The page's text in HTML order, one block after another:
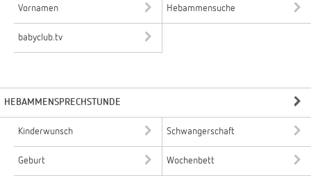
Vornamen Hebammensuche
babyclub.tv
HEBAMMENSPRECHSTUNDE
Kinderwunsch Schwangerschaft
Geburt Wochenbett